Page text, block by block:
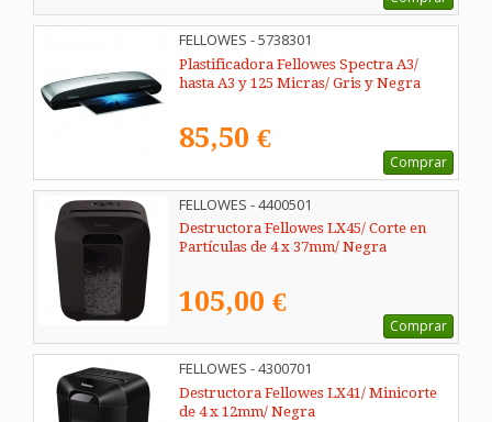
FELLOWES - 5738301
Plastificadora Fellowes Spectra A3/
hasta A3 y 125 Micras/ Gris y Negra
85,50 €
Comprar
FELLOWES - 4400501
Destructora Fellowes LX45/ Corte en
Partículas de 4 x 37mm/ Negra
105,00 €
Comprar
FELLOWES - 4300701
Destructora Fellowes LX41/ Minicorte
de 4 x 12mm/ Negra